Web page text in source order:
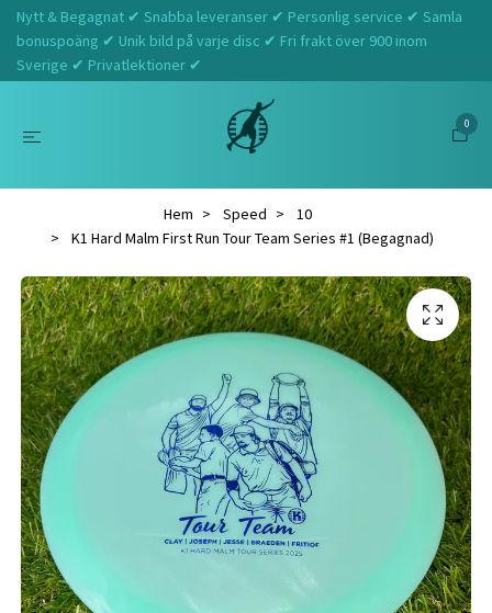
Nytt & Begagnat ✔ Snabba leveranser ✔ Personlig service ✔ Samla
bonuspoäng ✔ Unik bild på varje disc ✔ Fri frakt över 900 inom
Sverige ✔ Privatlektioner ✔
0
Hem Speed
10
K1 Hard Malm First Run Tour Team Series #1 (Begagnad)